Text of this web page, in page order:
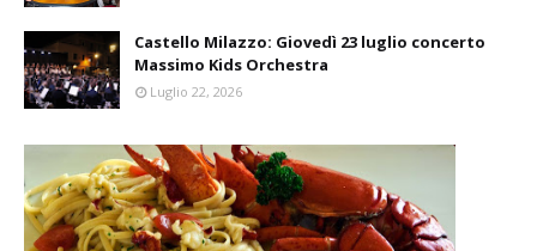
Castello Milazzo: Giovedì 23 luglio concerto
Massimo Kids Orchestra
Luglio 22, 2026